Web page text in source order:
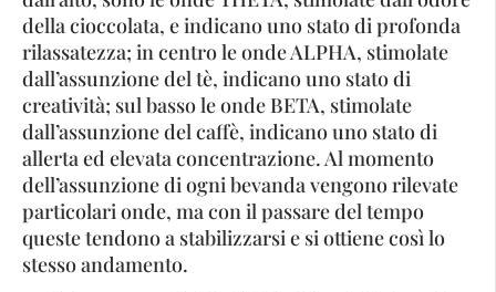
della cioccolata, e indicano uno stato di profonda
rilassatezza; in centro le onde ALPHA, stimolate
dall’assunzione del tè, indicano uno stato di
creatività; sul basso le onde BETA, stimolate
dall’assunzione del caffè, indicano uno stato di
allerta ed elevata concentrazione. Al momento
dell’assunzione di ogni bevanda vengono rilevate
particolari onde, ma con il passare del tempo
queste tendono a stabilizzarsi e si ottiene così lo
stesso andamento.